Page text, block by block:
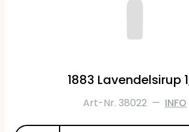
1883 Lavendelsirup
Art-Nr. 38022 — INFO